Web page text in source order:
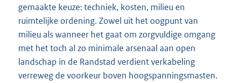
gemaakte keuze: techniek, kosten, milieu en
ruimtelijke ordening. Zowel uit het oogpunt van
milieu als wanneer het gaat om zorgvuldige omgang
met het toch al zo minimale arsenaal aan open
landschap in de Randstad verdient verkabeling
verreweg de voorkeur boven hoogspanningsmasten.